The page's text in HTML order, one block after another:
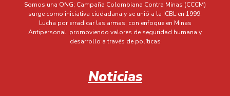
Somos una ONG; Campaña Colombiana Contra Minas (CCCM)
surge como iniciativa ciudadana y se unió a la ICBL en 1999.
Lucha por erradicar las armas, con enfoque en Minas
Antipersonal, promoviendo valores de seguridad humana y
desarrollo a través de políticas
Noticias